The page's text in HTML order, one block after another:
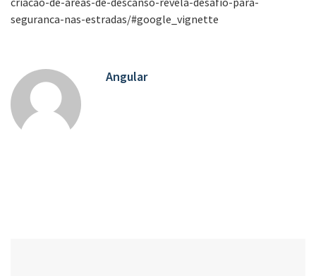
seguranca-nas-estradas/#google_vignette
Angular